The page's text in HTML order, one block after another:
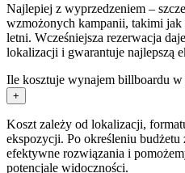
Najlepiej z wyprzedzeniem –
wzmożonych kampanii, takimi
letni. Wcześniejsza rezerwacja
lokalizacji i gwarantuje najlepszą
Ile kosztuje wynajem billboardu
+
Koszt zależy od lokalizacji,
ekspozycji. Po określeniu
efektywne rozwiązania i
potencjale widoczności.